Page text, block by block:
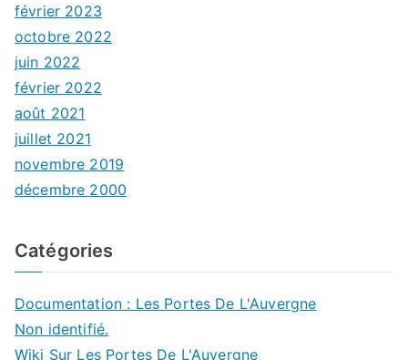
février 2023
octobre 2022
juin 2022
février 2022
août 2021
juillet 2021
novembre 2019
décembre 2000
Catégories
Documentation : Les Portes De L'Auvergne
Non identifié.
Wiki Sur Les Portes De L'Auvergne